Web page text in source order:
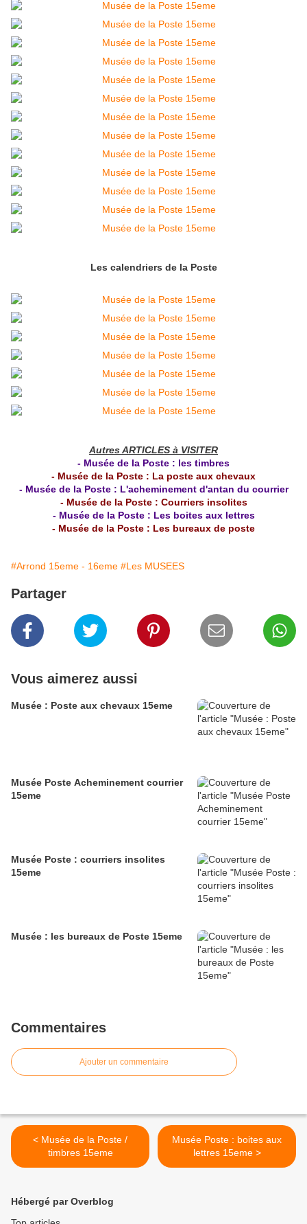
Les calendriers de la Poste
Autres ARTICLES à VISITER
- Musée de la Poste : les timbres
- Musée de la Poste : La poste aux chevaux
- Musée de la Poste : L'acheminement d'antan du courrier
- Musée de la Poste : Courriers insolites
- Musée de la Poste : Les boites aux lettres
- Musée de la Poste : Les bureaux de poste
#Arrond 15eme - 16eme #Les MUSEES
Partager
Vous aimerez aussi
Musée : Poste aux chevaux 15eme
Musée Poste Acheminement courrier
15eme
Musée Poste : courriers insolites
15eme
Musée : les bureaux de Poste 15eme
Commentaires
Ajouter un commentaire
< Musée de la Poste /
timbres 15eme
Musée Poste : boites aux
lettres 15eme >
Hébergé par Overblog